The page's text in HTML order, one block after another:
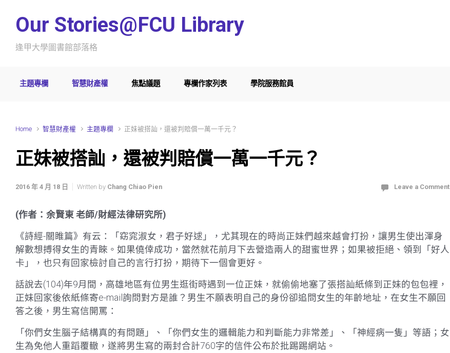
Our Stories@FCU Library
逢甲大學圖書館部落格
主題專欄 智慧財產權 焦點議題 專欄作家列表 學院服務館員
Home 智慧財產權 主題專欄 正妹被搭訕，還被判賠償一萬一千元？
正妹被搭訕，還被判賠償一萬一千元？
2016 年 4 月 18 日 Written by Chang Chiao Pien Leave a Comment
(作者：余賢東 老師/財經法律研究所)
《詩經-關睢篇》有云：「窈窕淑女，君子好逑」，尤其現在的時尚正妹們越來越會打扮，讓男生使出渾身
解數想搏得女生的青睞。如果僥倖成功，當然就花前月下去營造兩人的甜蜜世界；如果被拒絕、領到「好人
卡」，也只有回家檢討自己的言行打扮，期待下一個會更好。
話說去(104)年9月間，高雄地區有位男生逛街時遇到一位正妹，就偷偷地塞了張搭訕紙條到正妹的包包裡，
正妹回家後依紙條寄e-mail詢問對方是誰？男生不願表明自己的身份卻追問女生的年齡地址，在女生不願回
答之後，男生寫信開罵：
「你們女生腦子結構真的有問題」、「你們女生的邏輯能力和判斷能力非常差」、「神經病一隻」等語；女
生為免他人重蹈覆轍，遂將男生寫的兩封合計760字的信件公布於批踢踢網站。